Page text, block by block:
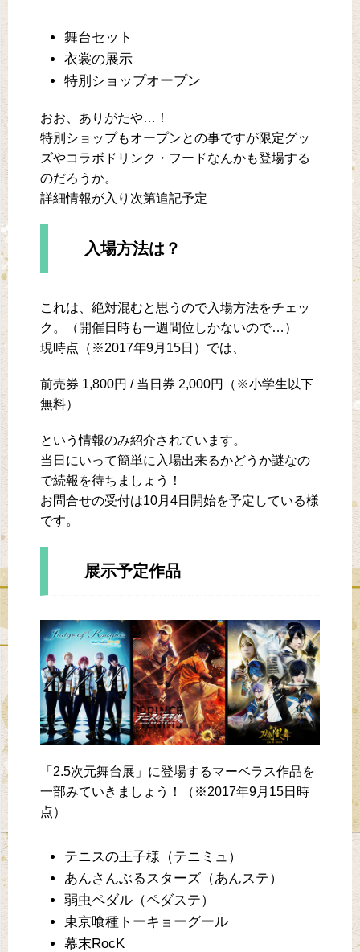
舞台セット
衣裳の展示
特別ショップオープン
おお、ありがたや…！
特別ショップもオープンとの事ですが限定グッ
ズやコラボドリンク・フードなんかも登場する
のだろうか。
詳細情報が入り次第追記予定
入場方法は？
これは、絶対混むと思うので入場方法をチェッ
ク。（開催日時も一週間位しかないので…）
現時点（※2017年9月15日）では、
前売券 1,800円 / 当日券 2,000円（※小学生以下
無料）
という情報のみ紹介されています。
当日にいって簡単に入場出来るかどうか謎なの
で続報を待ちましょう！
お問合せの受付は10月4日開始を予定している様
です。
展示予定作品
「2.5次元舞台展」に登場するマーベラス作品を
一部みていきましょう！（※2017年9月15日時
点）
テニスの王子様（テニミュ）
あんさんぶるスターズ（あんステ）
弱虫ペダル（ペダステ）
東京喰種トーキョーグール
幕末RocK